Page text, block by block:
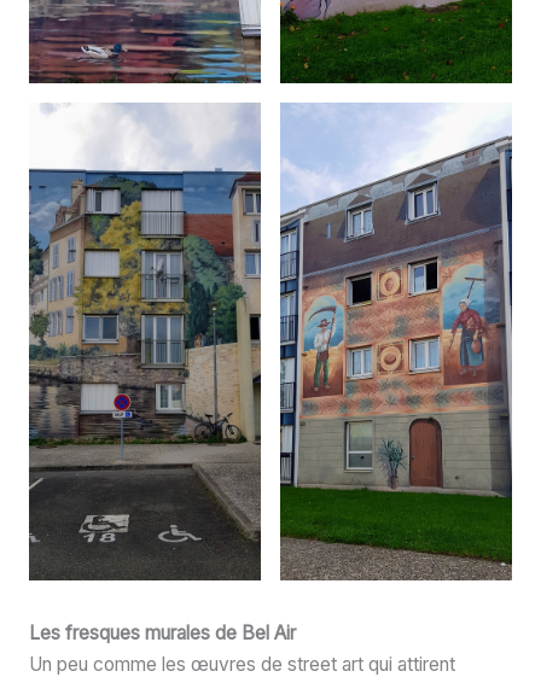
Les fresques murales de Bel Air
Un peu comme les œuvres de street art qui attirent